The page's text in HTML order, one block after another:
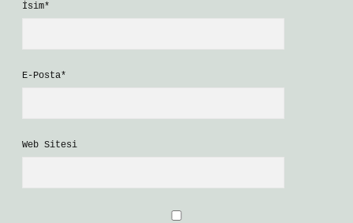
İsim*
E-Posta*
Web Sitesi